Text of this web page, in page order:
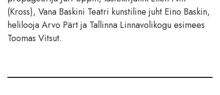
(Kross), Vana Baskini Teatri kunstiline juht Eino Baskin,
helilooja Arvo Pärt ja Tallinna Linnavolikogu esimees
Toomas Vitsut.